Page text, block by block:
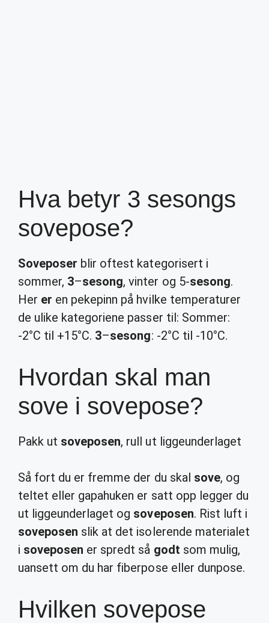
Hva betyr 3 sesongs
sovepose?
Soveposer blir oftest kategorisert i
sommer, 3–sesong, vinter og 5-sesong.
Her er en pekepinn på hvilke temperaturer
de ulike kategoriene passer til: Sommer:
-2°C til +15°C. 3–sesong: -2°C til -10°C.
Hvordan skal man
sove i sovepose?
Pakk ut soveposen, rull ut liggeunderlaget
Så fort du er fremme der du skal sove, og
teltet eller gapahuken er satt opp legger du
ut liggeunderlaget og soveposen. Rist luft i
soveposen slik at det isolerende materialet
i soveposen er spredt så godt som mulig,
uansett om du har fiberpose eller dunpose.
Hvilken sovepose